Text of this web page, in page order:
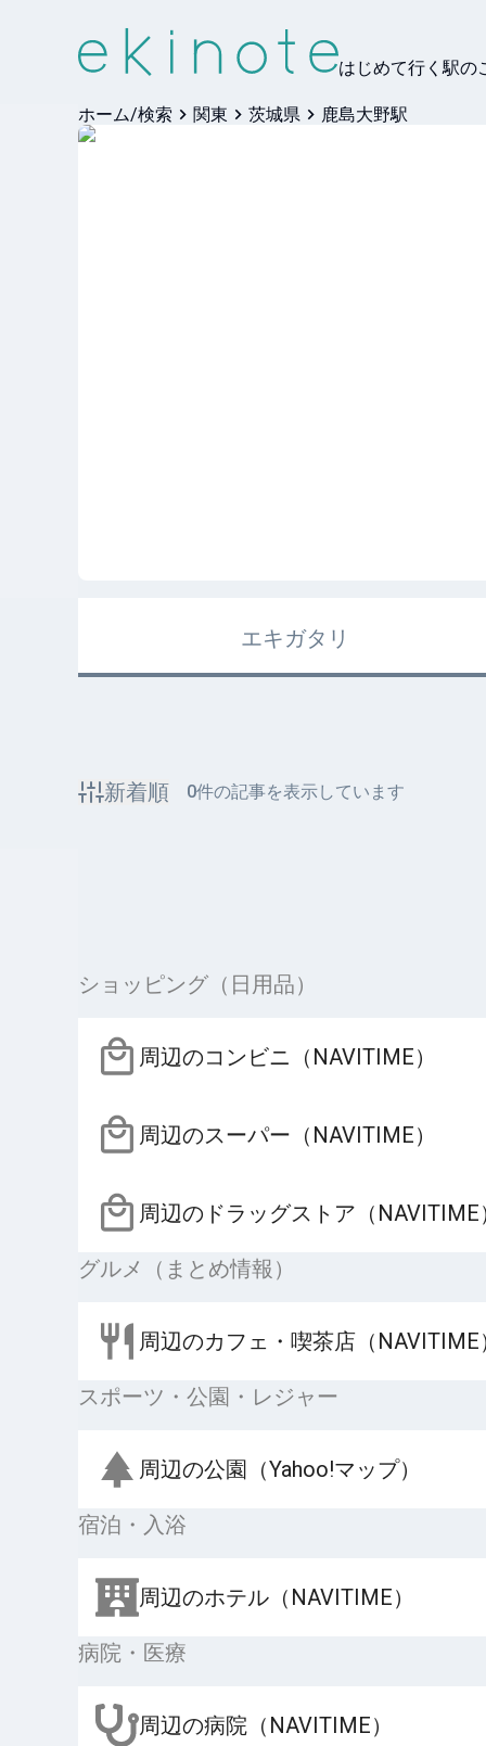
はじめて行く駅の
ホーム/検索 関東 茨城県 鹿島大野駅
エキガタリ
新着順 0件の記事を表示しています
ショッピング（日用品）
周辺のコンビニ（NAVITIME）
周辺のスーパー（NAVITIME）
周辺のドラッグストア（NAVITIME
グルメ（まとめ情報）
周辺のカフェ・喫茶店（NAVITIME
スポーツ・公園・レジャー
周辺の公園（Yahoo!マップ）
宿泊・入浴
周辺のホテル（NAVITIME）
病院・医療
周辺の病院（NAVITIME）